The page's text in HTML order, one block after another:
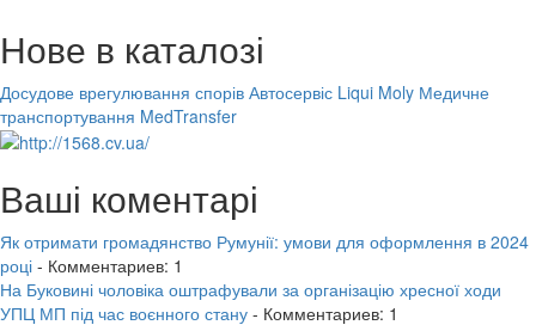
Нове в каталозі
Досудове врегулювання спорів Автосервіс Liqui Moly Медичне
транспортування MedTransfer
Ваші коментарі
Як отримати громадянство Румунії: умови для оформлення в 2024
році - Комментариев: 1
На Буковині чоловіка оштрафували за організацію хресної ходи
УПЦ МП під час воєнного стану - Комментариев: 1